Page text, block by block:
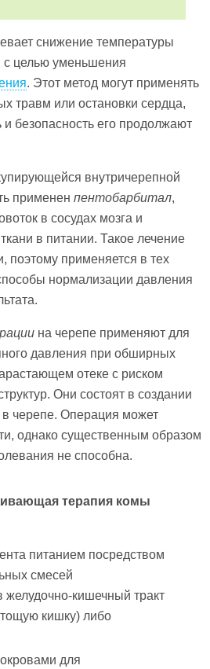
снижение температуры
с целью уменьшения
. Этот метод могут применять
травм или остановки сердца,
безопасность его продолжают
внутричерепной
применен пентобарбитал,
в сосудах мозга и
в питании. Такое лечение
поэтому применяется в тех
нормализации давления
на черепе применяют для
давления при обширных
отеке с риском
Они состоят в создании
в черепе. Операция может
однако существенным образом
не способна.
терапия комы
питанием посредством
смесей
желудочно-кишечный тракт
тощую кишку) либо
для